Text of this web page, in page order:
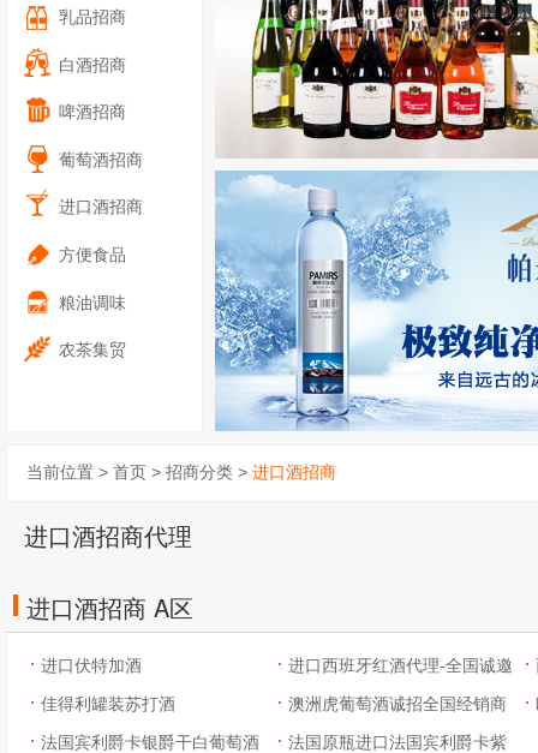
乳品招商
白酒招商
啤酒招商
葡萄酒招商
进口酒招商
方便食品
粮油调味
农茶集贸
当前位置 > 首页 > 招商分类 > 进口酒招商
进口酒招商代理
进口酒招商 A区
进口伏特加酒
进口西班牙红酒代理-全国诚邀
加盟商
佳得利罐装苏打酒
澳洲虎葡萄酒诚招全国经销商
法国宾利爵卡银爵干白葡萄酒
法国原瓶进口法国宾利爵卡紫